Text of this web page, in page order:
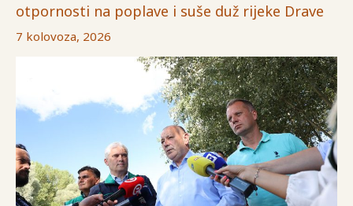
otpornosti na poplave i suše duž rijeke Drave
7 kolovoza, 2026